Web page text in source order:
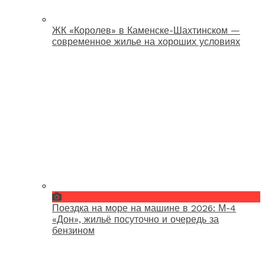
ЖК «Королев» в Каменске-Шахтинском —
современное жилье на хороших условиях
Поездка на море на машине в 2026: М-4
«Дон», жильё посуточно и очередь за
бензином